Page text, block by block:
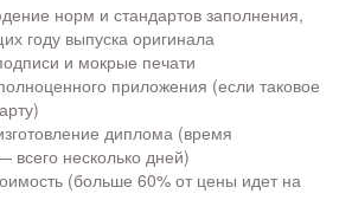
норм и стандартов заполнения,
году выпуска оригинала
и мокрые печати
приложения (если таковое
диплома (время
всего несколько дней)
(больше 60% от цены идет на